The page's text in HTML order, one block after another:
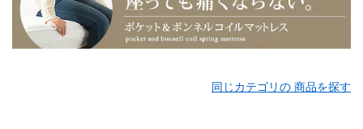
同じカテゴリの 商品を探す